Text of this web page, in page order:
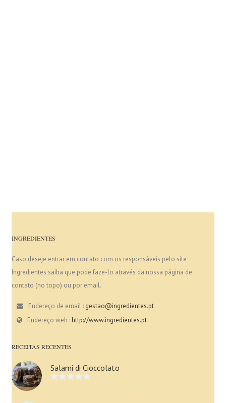
INGREDIENTES
Caso deseje entrar em contato com os responsáveis pelo site
Ingredientes saiba que pode faze-lo através da nossa página de
contato (no topo) ou por email.
Endereço de email : gestao@ingredientes.pt
Endereço web :http://www.ingredientes.pt
RECEITAS RECENTES
Salami di Cioccolato